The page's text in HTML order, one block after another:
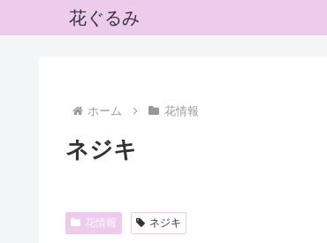
花ぐるみ
ホーム 花情報
ネジキ
花情報 ネジキ